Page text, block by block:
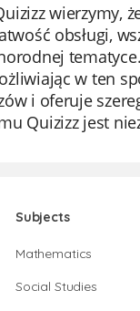
wierzymy,
obsługi,
w ten
i oferuje
Quizizz jest
Subjects
Mathematics
Social Studies